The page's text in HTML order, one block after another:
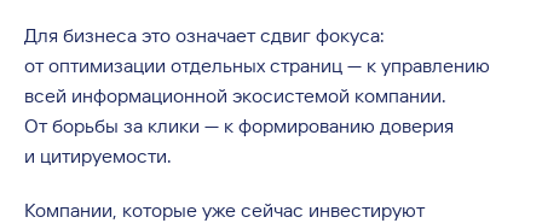
Для бизнеса это означает сдвиг фокуса:
от оптимизации отдельных страниц — к управлению
всей информационной экосистемой компании.
От борьбы за клики — к формированию доверия
и цитируемости.
Компании, которые уже сейчас инвестируют